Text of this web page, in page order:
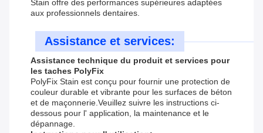
Stain offre des performances supérieures adaptées
aux professionnels dentaires.
Assistance et services:
Assistance technique du produit et services pour
les taches PolyFix
PolyFix Stain est conçu pour fournir une protection de
couleur durable et vibrante pour les surfaces de béton
et de maçonnerie.Veuillez suivre les instructions ci-
dessous pour l' application, la maintenance et le
dépannage.